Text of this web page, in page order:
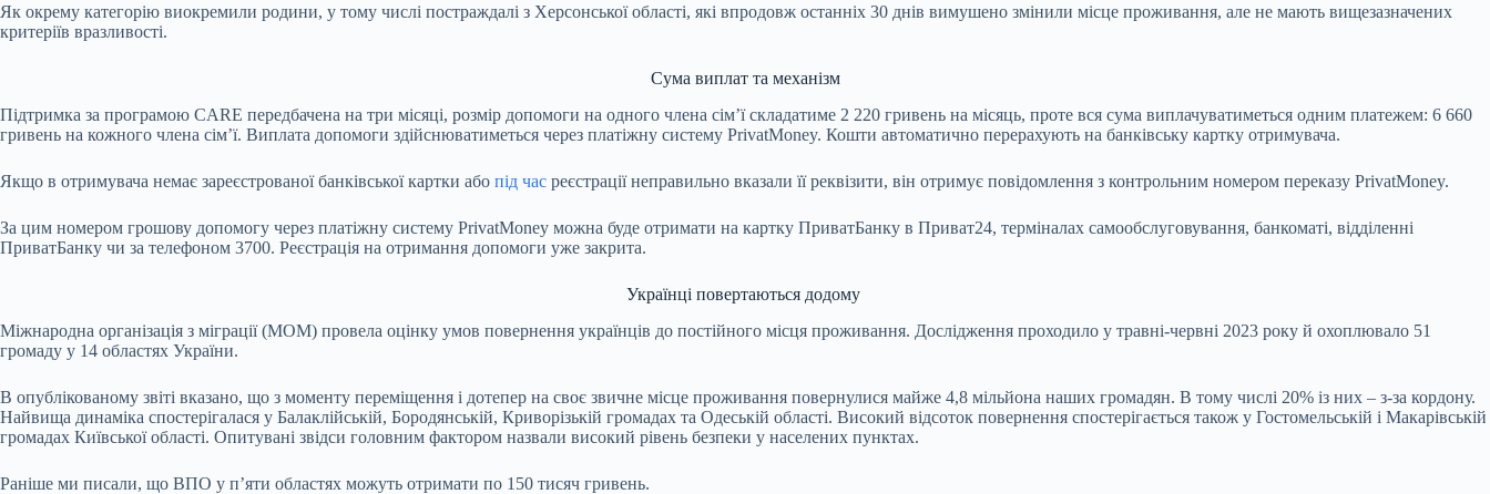
Як окрему категорію виокремили родини, у тому числі постраждалі з Херсонської області, які впродовж останніх 30 днів вимушено змінили місце проживання, але не мають вищезазначених
критеріїв вразливості.
Сума виплат та механізм
Підтримка за програмою CARE передбачена на три місяці, розмір допомоги на одного члена сім’ї складатиме 2 220 гривень на місяць, проте вся сума виплачуватиметься одним платежем: 6 660
гривень на кожного члена сім’ї. Виплата допомоги здійснюватиметься через платіжну систему PrivatMoney. Кошти автоматично перерахують на банківську картку отримувача.
Якщо в отримувача немає зареєстрованої банківської картки або під час реєстрації неправильно вказали її реквізити, він отримує повідомлення з контрольним номером переказу PrivatMoney.
За цим номером грошову допомогу через платіжну систему PrivatMoney можна буде отримати на картку ПриватБанку в Приват24, терміналах самообслуговування, банкоматі, відділенні
ПриватБанку чи за телефоном 3700. Реєстрація на отримання допомоги уже закрита.
Українці повертаються додому
Міжнародна організація з міграції (МОМ) провела оцінку умов повернення українців до постійного місця проживання. Дослідження проходило у травні-червні 2023 року й охоплювало 51
громаду у 14 областях України.
В опублікованому звіті вказано, що з моменту переміщення і дотепер на своє звичне місце проживання повернулися майже 4,8 мільйона наших громадян. В тому числі 20% із них – з-за кордону.
Найвища динаміка спостерігалася у Балаклійській, Бородянській, Криворізькій громадах та Одеській області. Високий відсоток повернення спостерігається також у Гостомельській і Макарівській
громадах Київської області. Опитувані звідси головним фактором назвали високий рівень безпеки у населених пунктах.
Раніше ми писали, що ВПО у п’яти областях можуть отримати по 150 тисяч гривень.